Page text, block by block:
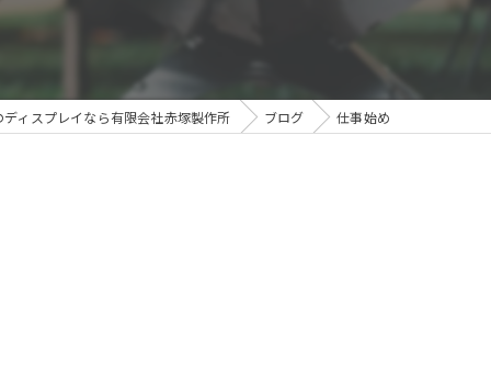
ディスプレイなら有限会社赤塚製作所 ブログ 仕事始め